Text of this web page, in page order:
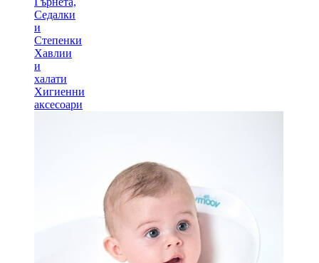
Седалки
и
Степенки
Хавлии
и
халати
Хигиенни
аксесоари